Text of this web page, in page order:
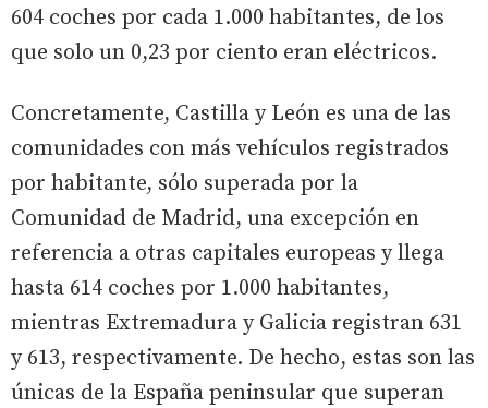
604 coches por cada 1.000 habitantes, de los
que solo un 0,23 por ciento eran eléctricos.
Concretamente, Castilla y León es una de las
comunidades con más vehículos registrados
por habitante, sólo superada por la
Comunidad de Madrid, una excepción en
referencia a otras capitales europeas y llega
hasta 614 coches por 1.000 habitantes,
mientras Extremadura y Galicia registran 631
y 613, respectivamente. De hecho, estas son las
únicas de la España peninsular que superan